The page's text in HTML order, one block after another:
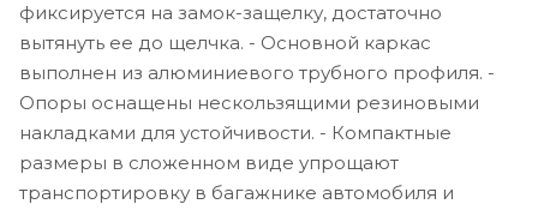
фиксируется на замок-защелку, достаточно
вытянуть ее до щелчка. - Основной каркас
выполнен из алюминиевого трубного профиля. -
Опоры оснащены нескользящими резиновыми
накладками для устойчивости. - Компактные
размеры в сложенном виде упрощают
транспортировку в багажнике автомобиля и